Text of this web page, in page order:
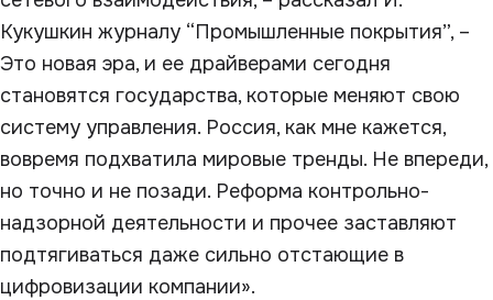
Кукушкин журналу “Промышленные покрытия”, –
Это новая эра, и ее драйверами сегодня
становятся государства, которые меняют свою
систему управления. Россия, как мне кажется,
вовремя подхватила мировые тренды. Не впереди,
но точно и не позади. Реформа контрольно-
надзорной деятельности и прочее заставляют
подтягиваться даже сильно отстающие в
цифровизации компании».